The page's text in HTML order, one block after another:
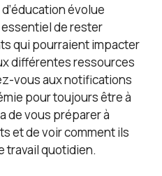
évolue
de rester
qui pourraient impacter
différentes ressources
vous aux notifications
pour toujours être à
de vous préparer à
et de voir comment ils
travail quotidien.